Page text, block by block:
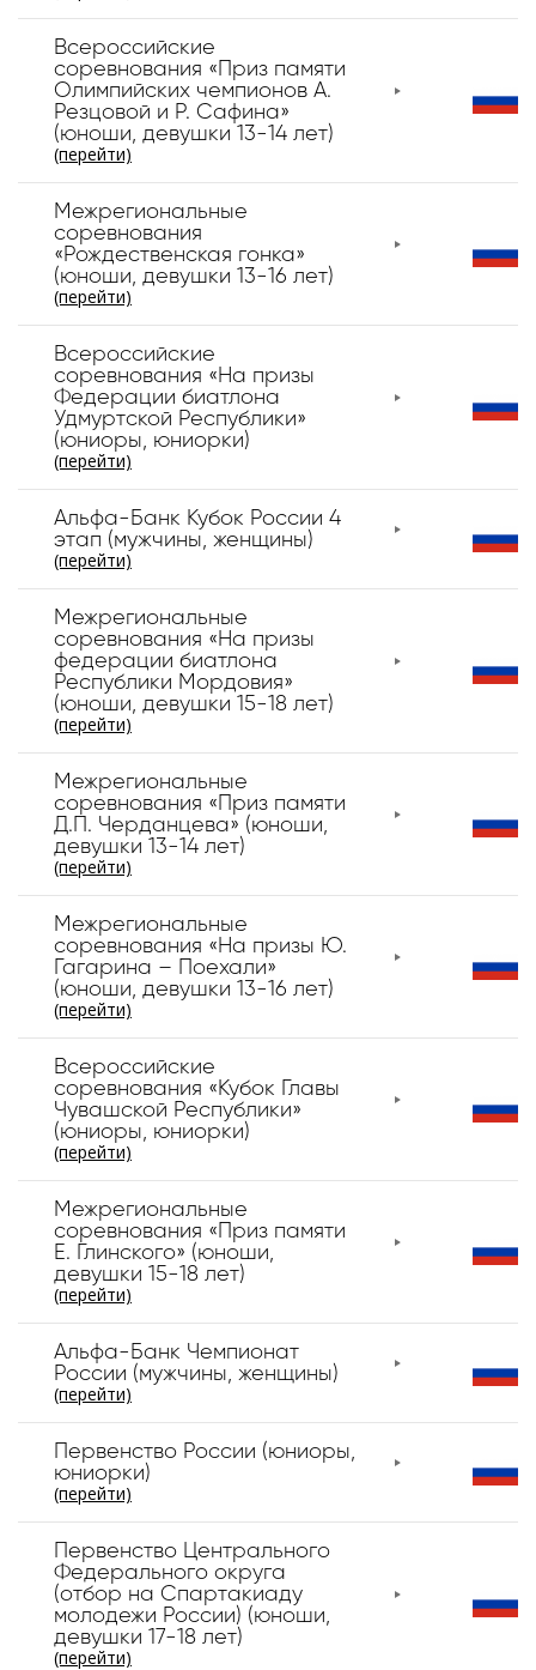
Всероссийские
соревнования «Приз памяти
Олимпийских чемпионов А.
Резцовой и Р. Сафина»
(юноши, девушки 13-14 лет)
(перейти)
Межрегиональные
соревнования
«Рождественская гонка»
(юноши, девушки 13-16 лет)
(перейти)
Всероссийские
соревнования «На призы
Федерации биатлона
Удмуртской Республики»
(юниоры, юниорки)
(перейти)
Альфа-Банк Кубок России 4
этап (мужчины, женщины)
(перейти)
Межрегиональные
соревнования «На призы
федерации биатлона
Республики Мордовия»
(юноши, девушки 15-18 лет)
(перейти)
Межрегиональные
соревнования «Приз памяти
Д.П. Черданцева» (юноши,
девушки 13-14 лет)
(перейти)
Межрегиональные
соревнования «На призы Ю.
Гагарина – Поехали»
(юноши, девушки 13-16 лет)
(перейти)
Всероссийские
соревнования «Кубок Главы
Чувашской Республики»
(юниоры, юниорки)
(перейти)
Межрегиональные
соревнования «Приз памяти
Е. Глинского» (юноши,
девушки 15-18 лет)
(перейти)
Альфа-Банк Чемпионат
России (мужчины, женщины)
(перейти)
Первенство России (юниоры,
юниорки)
(перейти)
Первенство Центрального
Федерального округа
(отбор на Спартакиаду
молодежи России) (юноши,
девушки 17-18 лет)
(перейти)